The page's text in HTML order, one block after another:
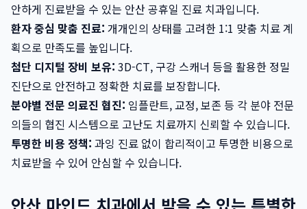
안하게 진료받을 수 있는 안산 공휴일 진료 치과입니다.
환자 중심 맞춤 진료: 개개인의 상태를 고려한 1:1 맞춤 치료 계
획으로 만족도를 높입니다.
첨단 디지털 장비 보유: 3D-CT, 구강 스캐너 등을 활용한 정밀
진단으로 안전하고 정확한 치료를 보장합니다.
분야별 전문 의료진 협진: 임플란트, 교정, 보존 등 각 분야 전문
의들의 협진 시스템으로 고난도 치료까지 신뢰할 수 있습니다.
투명한 비용 정책: 과잉 진료 없이 합리적이고 투명한 비용으로
치료받을 수 있어 안심할 수 있습니다.